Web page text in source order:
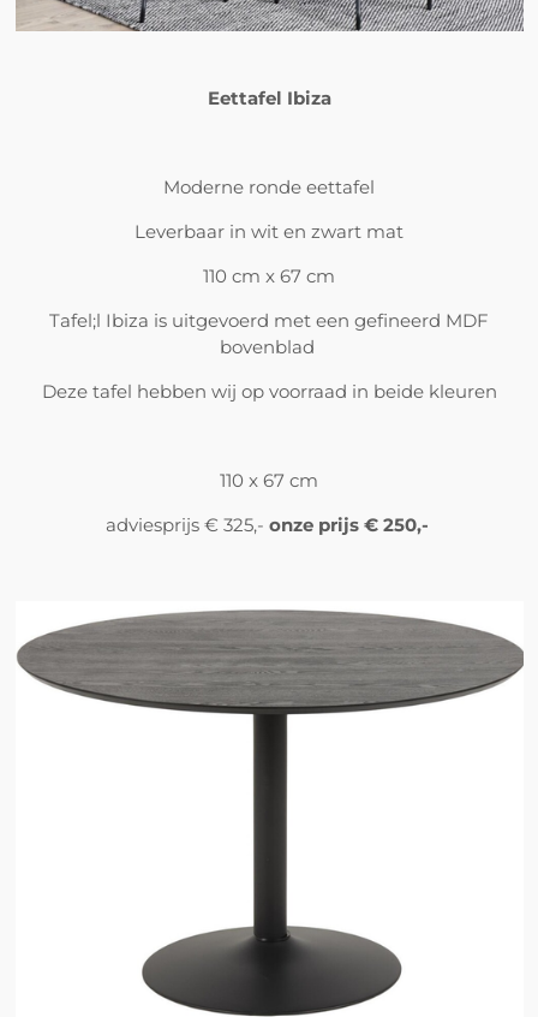
Eettafel Ibiza
Moderne ronde eettafel
Leverbaar in wit en zwart mat
110 cm x 67 cm
Tafel;l Ibiza is uitgevoerd met een gefineerd MDF
bovenblad
Deze tafel hebben wij op voorraad in beide kleuren
110 x 67 cm
adviesprijs € 325,- onze prijs € 250,-